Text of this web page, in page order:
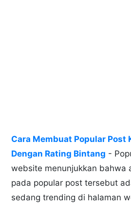
Cara Membuat Popular Post
Dengan Rating Bintang -
website menunjukkan bahwa
pada popular post tersebut
sedang trending di halaman